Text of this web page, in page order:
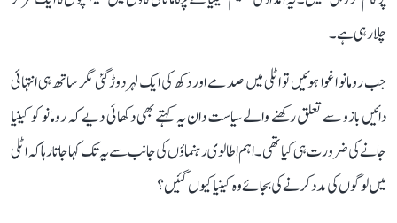
چلا رہی ہے۔
جب رومانو اغوا ہوئیں تو اٹلی میں صدمے اور دکھ کی ایک لہر دوڑ گئی مگر ساتھ ہی انتہائی
دائیں بازو سے تعلق رکھنے والے سیاست دان یہ کہتے بھی دکھائی دیے کہ رومانو کو کینیا
جانے کی ضرورت ہی کیا تھی۔ اہم اطالوی رہنماؤں کی جانب سے یہ تک کہا جاتا رہا کہ اٹلی
میں لوگوں کی مدد کرنے کی بجائے وہ کینیا کیوں گئیں؟